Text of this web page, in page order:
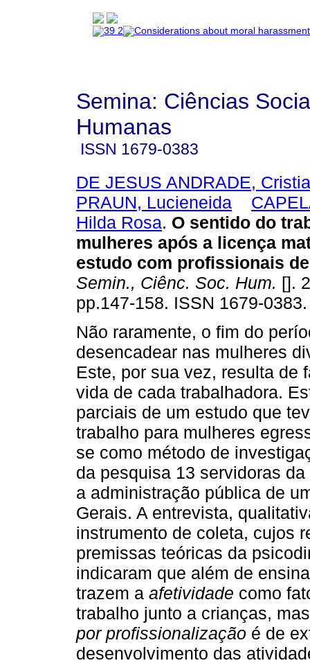
Semina: Ciências
Humanas
ISSN 1679-0383
DE JESUS ANDRADE,
PRAUN, Lucieneida
Hilda Rosa. O sentido do
mulheres após a licença
estudo com profissionais
Semin., Ciênc. Soc. Hum. [].
pp.147-158. ISSN 1679-0383.
Não raramente, o fim do
desencadear nas mulheres
Este, por sua vez, resulta de
vida de cada trabalhadora.
parciais de um estudo que
trabalho para mulheres
se como método de
da pesquisa 13 servidoras
a administração pública de
Gerais. A entrevista,
instrumento de coleta, cujos
premissas teóricas da
indicaram que além de
trazem a afetividade como
trabalho junto a crianças,
por profissionalização é de
desenvolvimento das